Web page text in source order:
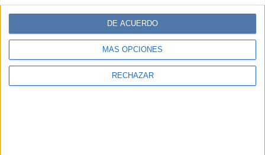
MÁS OPCIONES
RECHAZAR
DE ACUERDO